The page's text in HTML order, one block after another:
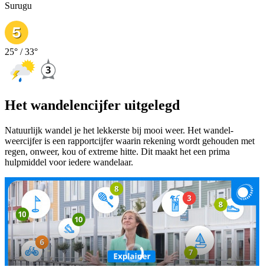
Surugu
25° /33°
Het wandelencijfer uitgelegd
Natuurlijk wandel je het lekkerste bij mooi weer. Het wandel-
weercijfer is een rapportcijfer waarin rekening wordt gehouden met
regen, onweer, kou of extreme hitte. Dit maakt het een prima
hulpmiddel voor iedere wandelaar.